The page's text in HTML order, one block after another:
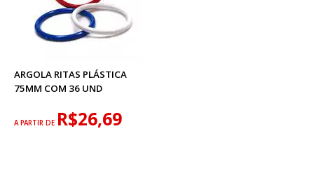
ARGOLA RITAS PLÁSTICA
75MM COM 36 UND
A PARTIR DE R$26,69